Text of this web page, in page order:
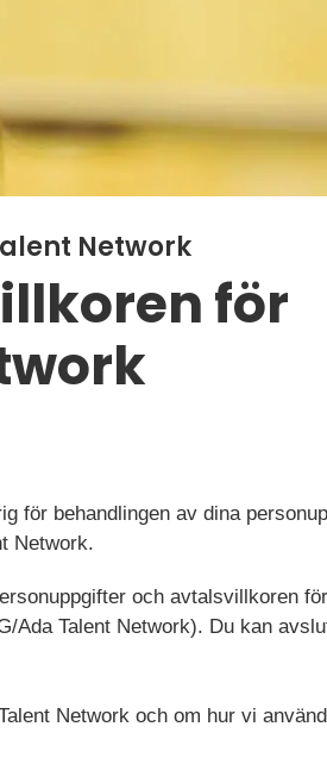
Network
för
för behandlingen av dina
Network.
och avtalsvillkoren
Ada Talent Network). Du kan
Network och om hur vi